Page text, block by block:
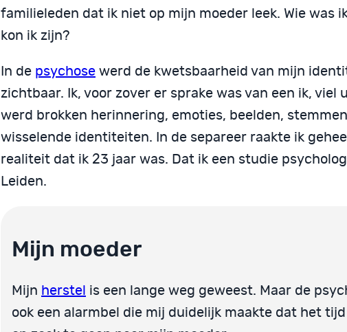
familieleden dat ik niet op mijn moeder leek. Wie was
kon ik zijn?
In de psychose werd de kwetsbaarheid van mijn
zichtbaar. Ik, voor zover er sprake was van een ik, viel
werd brokken herinnering, emoties, beelden,
wisselende identiteiten. In de separeer raakte ik
realiteit dat ik 23 jaar was. Dat ik een studie
Leiden.
Mijn moeder
Mijn herstel is een lange weg geweest. Maar de
ook een alarmbel die mij duidelijk maakte dat het